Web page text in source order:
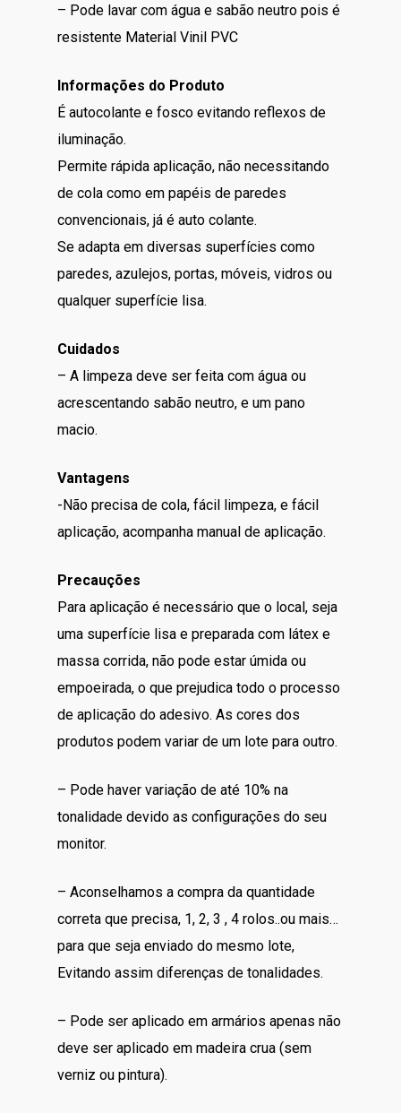
– Pode lavar com água e sabão neutro pois é
resistente Material Vinil PVC
Informações do Produto
É autocolante e fosco evitando reflexos de
iluminação.
Permite rápida aplicação, não necessitando
de cola como em papéis de paredes
convencionais, já é auto colante.
Se adapta em diversas superfícies como
paredes, azulejos, portas, móveis, vidros ou
qualquer superfície lisa.
Cuidados
– A limpeza deve ser feita com água ou
acrescentando sabão neutro, e um pano
macio.
Vantagens
-Não precisa de cola, fácil limpeza, e fácil
aplicação, acompanha manual de aplicação.
Precauções
Para aplicação é necessário que o local, seja
uma superfície lisa e preparada com látex e
massa corrida, não pode estar úmida ou
empoeirada, o que prejudica todo o processo
de aplicação do adesivo. As cores dos
produtos podem variar de um lote para outro.
– Pode haver variação de até 10% na
tonalidade devido as configurações do seu
monitor.
– Aconselhamos a compra da quantidade
correta que precisa, 1, 2, 3 , 4 rolos..ou mais…
para que seja enviado do mesmo lote,
Evitando assim diferenças de tonalidades.
– Pode ser aplicado em armários apenas não
deve ser aplicado em madeira crua (sem
verniz ou pintura).